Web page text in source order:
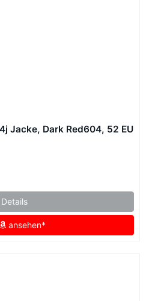
Jacke, Dark Red604, 52 EU
Details
ansehen*